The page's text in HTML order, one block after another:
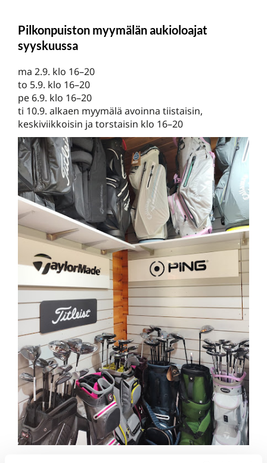
Pilkonpuiston myymälän aukioloajat
syyskuussa
ma 2.9. klo 16–20
to 5.9. klo 16–20
pe 6.9. klo 16–20
​​​​​​​ti 10.9. alkaen myymälä avoinna tiistaisin,
keskiviikkoisin ja torstaisin klo 16–20